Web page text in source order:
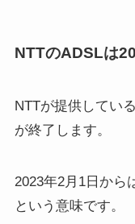
NTTのADSLは
NTTが提供してい
が終了します。
2023年2月1日から
という意味です。